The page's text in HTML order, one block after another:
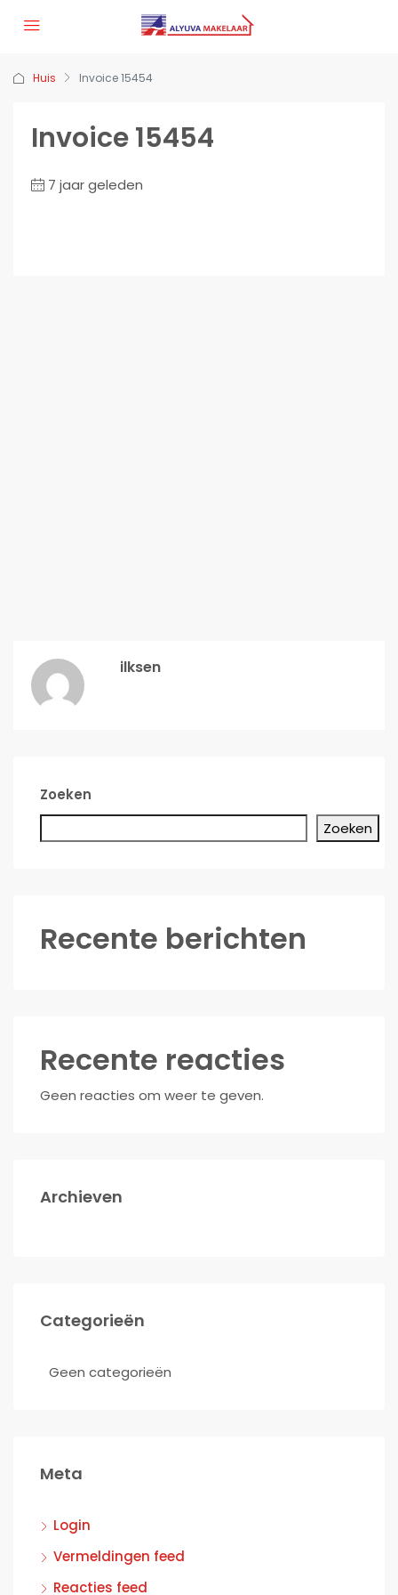
Huis Invoice 15454
Invoice 15454
7 jaar geleden
ilksen
Zoeken
Zoeken
Recente berichten
Recente reacties
Geen reacties om weer te geven.
Archieven
Categorieën
Geen categorieën
Meta
Login
Vermeldingen feed
Reacties feed